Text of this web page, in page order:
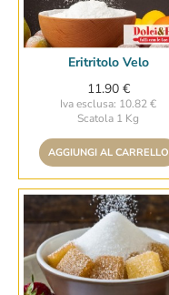
Eritritolo Velo
11.90 €
Iva esclusa: 10.82 €
Scatola 1 Kg
AGGIUNGI AL CARRELLO